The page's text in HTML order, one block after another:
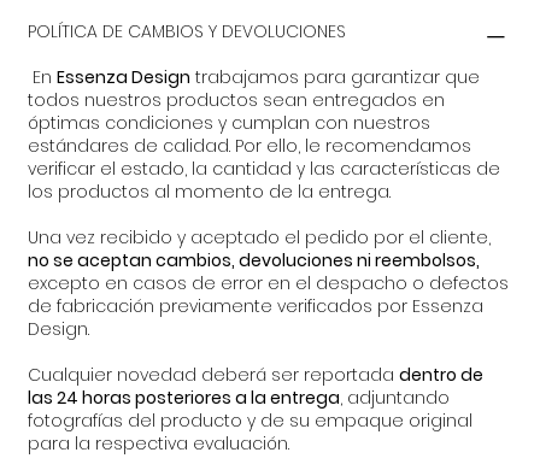
POLÍTICA DE CAMBIOS Y DEVOLUCIONES
EnEssenza Design trabajamos para garantizar que
todos nuestros productos sean entregados en
óptimas condiciones y cumplan con nuestros
estándares de calidad. Por ello, le recomendamos
verificar el estado, la cantidad y las características de
los productos al momento de la entrega.
Una vez recibido y aceptado el pedido por el cliente,
no se aceptan cambios, devoluciones ni reembolsos,
excepto en casos de error en el despacho o defectos
de fabricación previamente verificados por Essenza
Design.
Cualquier novedad deberá ser reportadadentro de
las 24 horas posteriores a la entrega, adjuntando
fotografías del producto y de su empaque original
para la respectiva evaluación.